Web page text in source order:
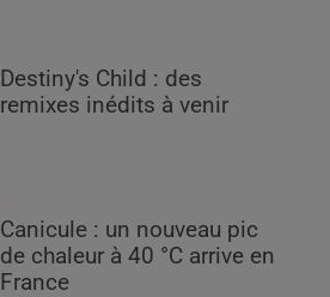
Destiny's Child : des
remixes inédits à venir
Canicule : un nouveau pic
de chaleur à 40 °C arrive en
France